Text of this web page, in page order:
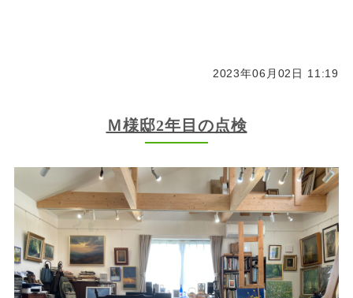
2023年06月02日 11:19
Ｍ様邸2年目の点検